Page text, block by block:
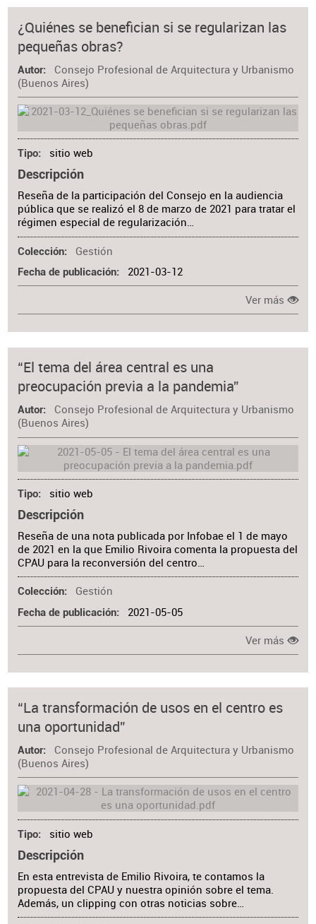
¿Quiénes se benefician si se regularizan las
pequeñas obras?
Autor
Consejo Profesional de Arquitectura y Urbanismo
(Buenos Aires)
Tipo sitio web
Descripción
Reseña de la participación del Consejo en la audiencia
pública que se realizó el 8 de marzo de 2021 para tratar el
régimen especial de regularización…
Colección Gestión
Fecha de publicación 2021-03-12
Ver más
“El tema del área central es una
preocupación previa a la pandemia”
Autor
Consejo Profesional de Arquitectura y Urbanismo
(Buenos Aires)
Tipo sitio web
Descripción
Reseña de una nota publicada por Infobae el 1 de mayo
de 2021 en la que Emilio Rivoira comenta la propuesta del
CPAU para la reconversión del centro…
Colección Gestión
Fecha de publicación 2021-05-05
Ver más
“La transformación de usos en el centro es
una oportunidad”
Autor
Consejo Profesional de Arquitectura y Urbanismo
(Buenos Aires)
Tipo sitio web
Descripción
En esta entrevista de Emilio Rivoira, te contamos la
propuesta del CPAU y nuestra opinión sobre el tema.
Además, un clipping con otras noticias sobre…